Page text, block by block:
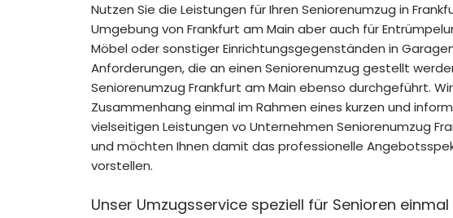
Nutzen Sie die Leistungen für Ihren Seniorenumzug in
Umgebung von Frankfurt am Main aber auch für
Möbel oder sonstiger Einrichtungsgegenständen in
Anforderungen, die an einen Seniorenumzug gestellt
Seniorenumzug Frankfurt am Main ebenso durchgeführt.
Zusammenhang einmal im Rahmen eines kurzen und
vielseitigen Leistungen vo Unternehmen Seniorenumzug
und möchten Ihnen damit das professionelle
vorstellen.
Unser Umzugsservice speziell für Senioren